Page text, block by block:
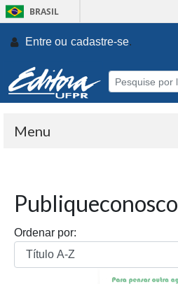
BRASIL
Entre ou cadastre-se.
Menu
Publiqueconosco
Ordenar por: